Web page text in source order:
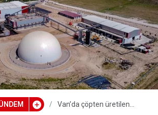
Van’da çöpten üretilen